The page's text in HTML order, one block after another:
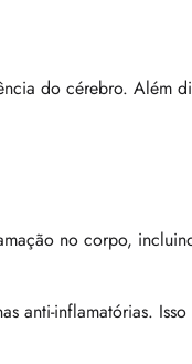
do cérebro. Além
no corpo,
anti-inflamatórias.